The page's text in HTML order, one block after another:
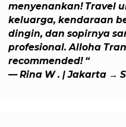
menyenankan! Travel
keluarga, kendaraan
dingin, dan sopirnya
profesional. Alloha
recommended! “
—Rina W . | Jakarta →